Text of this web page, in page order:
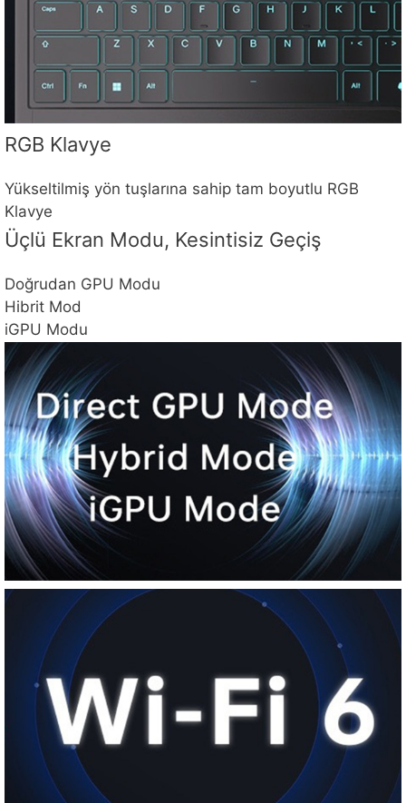
RGB Klavye
Yükseltilmiş yön tuşlarına sahip tam boyutlu RGB
Klavye
Üçlü Ekran Modu, Kesintisiz Geçiş
Doğrudan GPU Modu
Hibrit Mod
iGPU Modu